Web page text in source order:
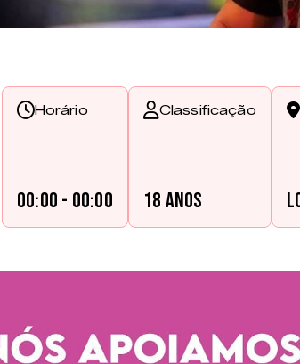
Horário
00:00 - 00:00
Classificação
18 anos